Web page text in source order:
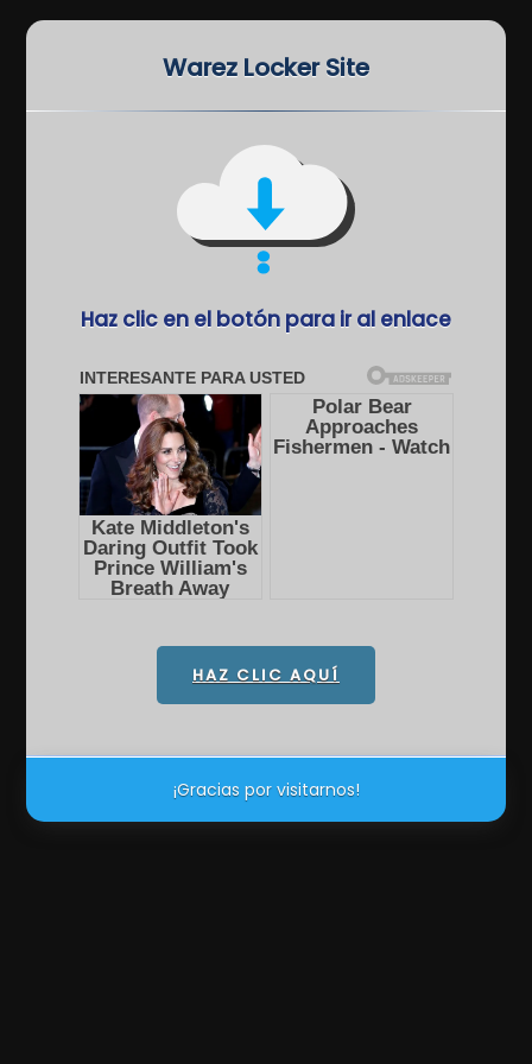
Warez Locker Site
Haz clic en el botón para ir al enlace
HAZ CLIC AQUÍ
¡Gracias por visitarnos!